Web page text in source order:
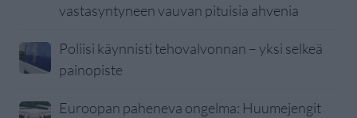
vastasyntyneen vauvan pituisia ahvenia
Poliisi käynnisti tehovalvonnan – yksi selkeä
painopiste
Euroopan paheneva ongelma: Huumejengit